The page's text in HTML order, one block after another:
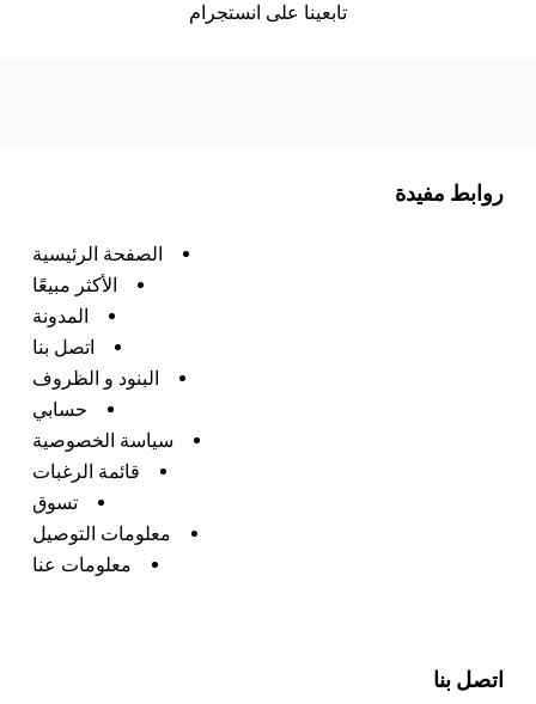
تابعينا على انستجرام
روابط مفيدة
الصفحة الرئيسية
الأكثر مبيعًا
المدونة
اتصل بنا
البنود و الظروف
حسابي
سياسة الخصوصية
قائمة الرغبات
تسوق
معلومات التوصيل
معلومات عنا
اتصل بنا